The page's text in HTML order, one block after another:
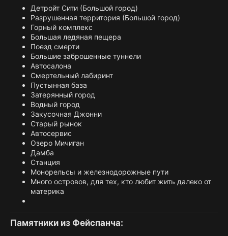
Детройт Сити (Большой город)
Разрушенная территория (Большой город)
Горный комплекс
Большая ледяная пещера
Поезд смерти
Большие заброшенные туннели
Автосалона
Смертельный лабиринт
Пустынная база
Затерянный город
Водный город
Закусочная Джонни
Старый рынок
Автосервис
Озеро Мичиган
Дамба
Станция
Монорельсы и железнодорожные пути
Много островов, для тех, кто любит жить далеко от
материка
Памятники из Фейспанча:​